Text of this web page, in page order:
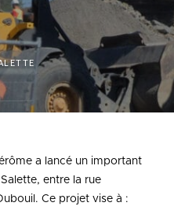
a lancé un important
entre la rue
Ce projet vise à :